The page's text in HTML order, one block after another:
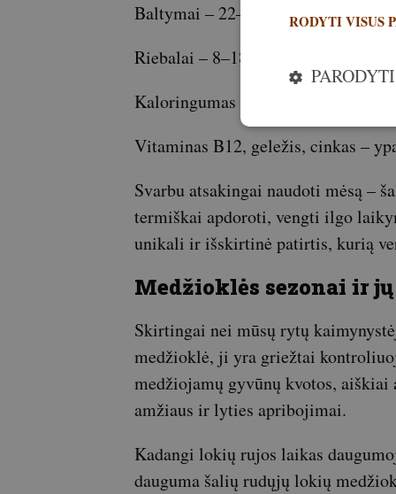
Baltymai – 22–25 g
Riebalai – 8–18 g (priklausomai nuo
Kaloringumas – 220–300 kcal per
Vitaminas B12, geležis, cinkas –
Svarbu atsakingai naudoti mėsą –
termiškai apdoroti, vengti ilgo
unikali ir išskirtinė patirtis, kurią
Medžioklės sezonai ir
Skirtingai nei mūsų rytų
medžioklė, ji yra griežtai
medžiojamų gyvūnų kvotos, aiškiai
amžiaus ir lyties apribojimai.
Kadangi lokių rujos laikas
dauguma šalių rudųjų lokių
RODYTI VISUS